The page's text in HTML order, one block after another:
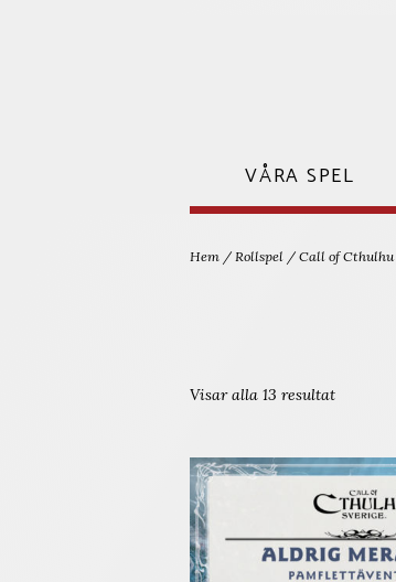
VÅRA SPEL
Hem /Rollspel / Call of Cthulhu
Visar alla 13 resultat